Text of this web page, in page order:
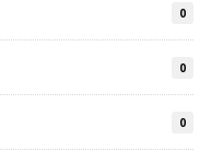
0
0
0